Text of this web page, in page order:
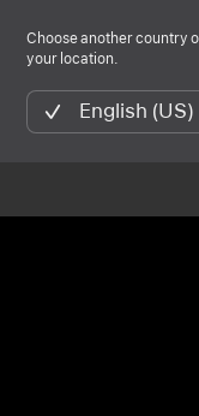
Choose another country
your location.
English (US)